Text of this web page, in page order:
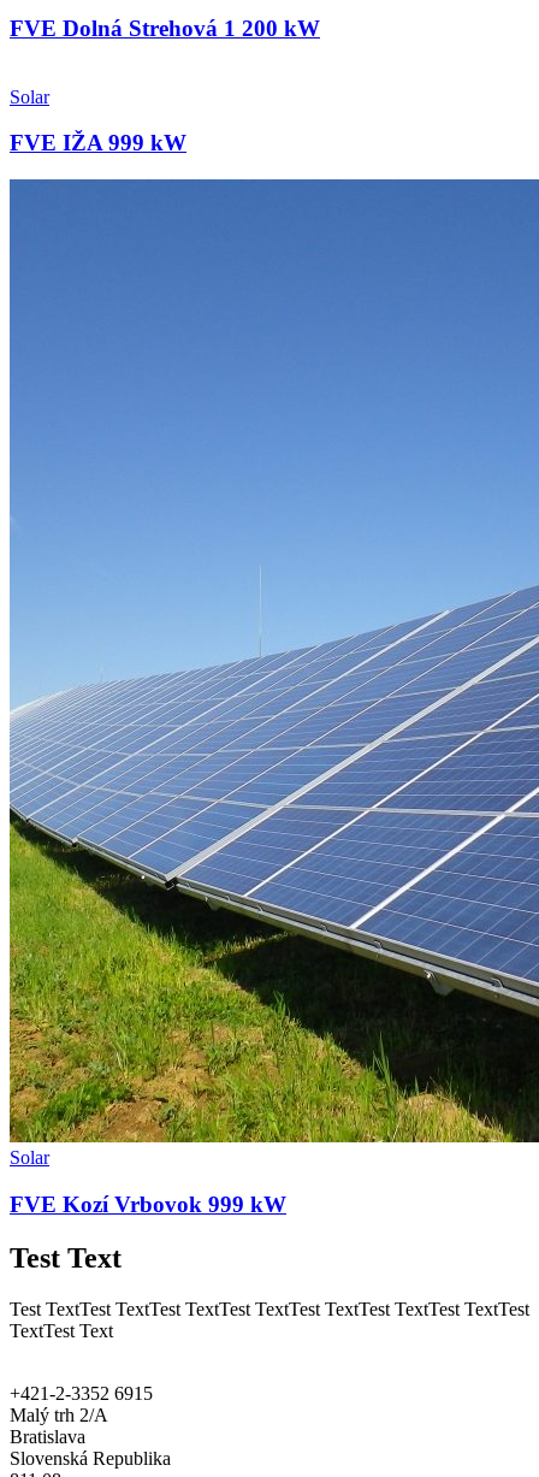
FVE Dolná Strehová 1 200 kW
Solar
FVE IŽA 999 kW
Solar
FVE Kozí Vrbovok 999 kW
Test Text
Test TextTest TextTest TextTest TextTest TextTest TextTest TextTest
TextTest Text
+421-2-3352 6915
Malý trh 2/A
Bratislava
Slovenská Republika